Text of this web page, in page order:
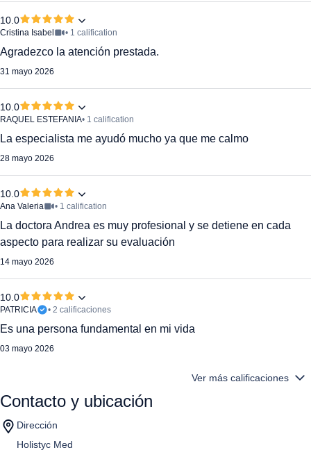
10.0
Cristina Isabel • 1 calification
Agradezco la atención prestada.
31 mayo 2026
10.0
RAQUEL ESTEFANIA• 1 calification
La especialista me ayudó mucho ya que me calmo
28 mayo 2026
10.0
Ana Valeria • 1 calification
La doctora Andrea es muy profesional y se detiene en cada
aspecto para realizar su evaluación
14 mayo 2026
10.0
PATRICIA • 2 calificaciones
Es una persona fundamental en mi vida
03 mayo 2026
Ver más calificaciones
Contacto y ubicación
Dirección
Holistyc Med